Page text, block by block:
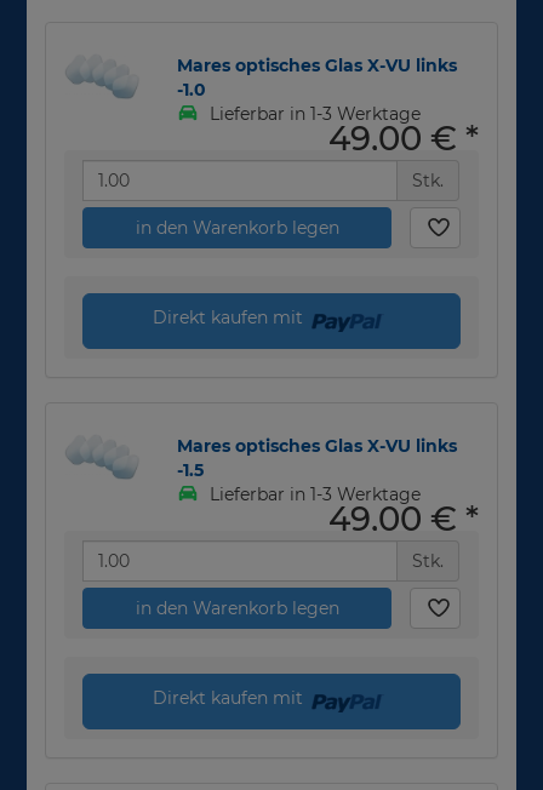
Mares optisches Glas X-VU links
-1.0
Lieferbar in 1-3 Werktage
49,00 € *
Stk.
in den Warenkorb legen
Direkt kaufen mit
Mares optisches Glas X-VU links
-1.5
Lieferbar in 1-3 Werktage
49,00 € *
Stk.
in den Warenkorb legen
Direkt kaufen mit